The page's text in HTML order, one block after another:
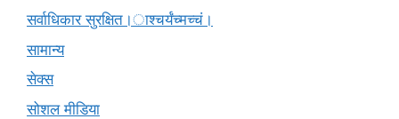
सर्वाधिकार सुरक्षित।ाश्चर्यंच्मच्चं।
सामान्य
सेक्स
सोशल मीडिया